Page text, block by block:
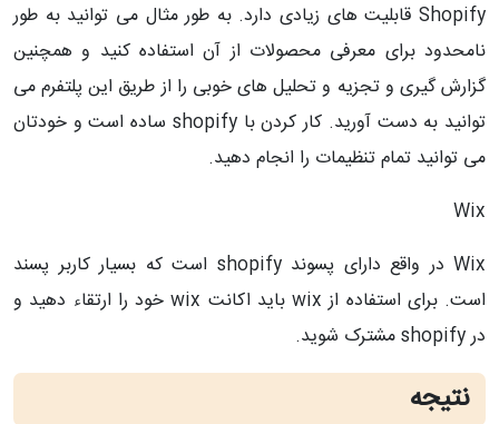
Shopify قابلیت های زیادی دارد. به طور مثال می توانید به طور
نامحدود برای معرفی محصولات از آن استفاده کنید و همچنین
گزارش گیری و تجزیه و تحلیل های خوبی را از طریق این پلتفرم می
توانید به دست آورید. کار کردن با shopify ساده است و خودتان
می توانید تمام تنظیمات را انجام دهید.
Wix
Wix در واقع دارای پسوند shopify است که بسیار کاربر پسند
است. برای استفاده از wix باید اکانت wix خود را ارتقاء دهید و
در shopify مشترک شوید.
نتیجه